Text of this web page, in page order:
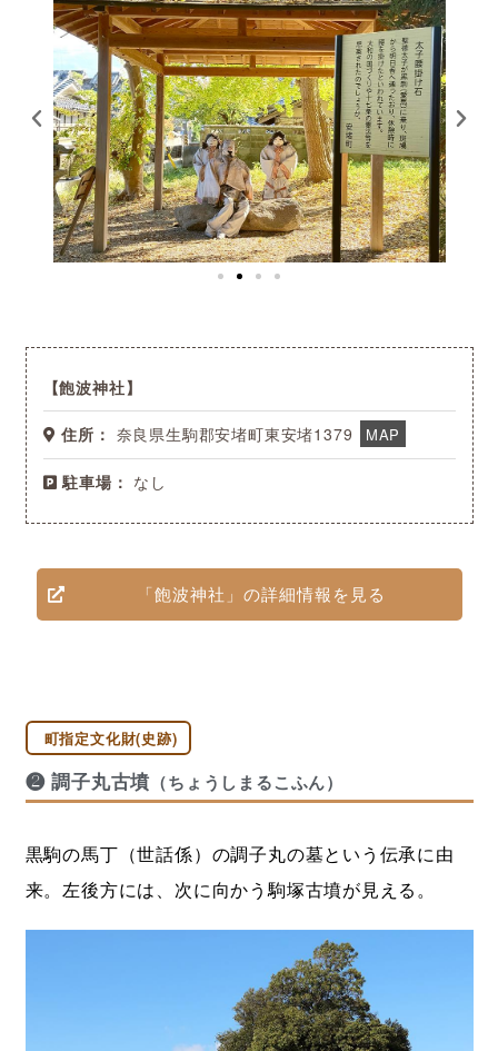
飽波神社
住所： 奈良県生駒郡安堵町東安堵1379 MAP
駐車場： なし
「飽波神社」の詳細情報を見る
町指定文化財(史跡)
❷ 調子丸古墳 （ちょうしまるこふん）
黒駒の馬丁（世話係）の調子丸の墓という伝承に由
来。左後方には、次に向かう駒塚古墳が見える。